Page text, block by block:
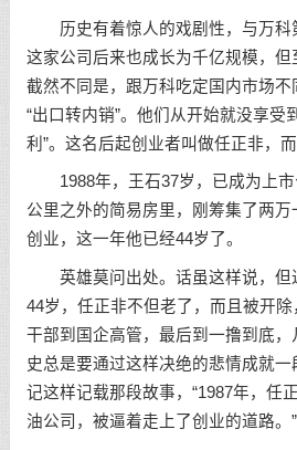
历史有着惊人的戏剧性，与万科
这家公司后来也成长为千亿规模，
截然不同是，跟万科吃定国内市场
“出口转内销”。他们从开始就没享受
利”。这名后起创业者叫做任正非，
1988年，王石37岁，已成为上市
公里之外的简易房里，刚筹集了两
创业，这一年他已经44岁了。
英雄莫问出处。话虽这样说，但
44岁，任正非不但老了，而且被开
干部到国企高管，最后到一撸到底
史总是要通过这样决绝的悲情成就
记这样记载那段故事，“1987年，任
油公司，被逼着走上了创业的道路。”